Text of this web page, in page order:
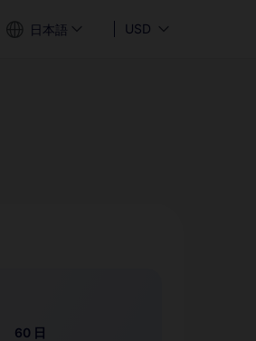
日本語 USD
60 日